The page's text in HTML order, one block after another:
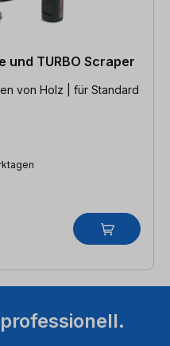
und TURBO Scraper
von Holz | für Standard